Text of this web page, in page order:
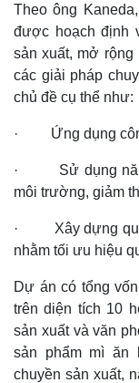
Theo ông
được hoạch định
sản xuất, mở
các giải pháp
chủ đề cụ thể như:
· Ứng dụng công
· Sử dụng năng
môi trường, giảm
· Xây dựng quy
nhằm tối ưu hiệu
Dự án có tổng
trên diện tích 10
sản xuất và văn
sản phẩm mì ăn
chuyền sản xuất,